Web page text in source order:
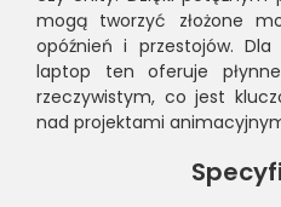
mogą tworzyć złożone
opóźnień i przestojów.
laptop ten oferuje
rzeczywistym, co jest
nad projektami